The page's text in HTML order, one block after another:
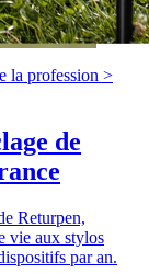
la profession >
de
Returpen,
vie aux stylos
par an.